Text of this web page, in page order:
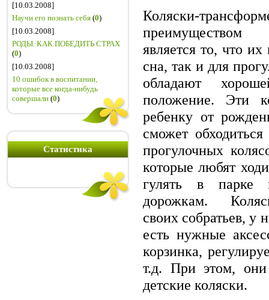
[10.03.2008]
Научи его познать себя (0)
[10.03.2008]
РОДЫ. КАК ПОБЕДИТЬ СТРАХ
(0)
[10.03.2008]
10 ошибок в воспитании,
которые все когда-нибудь
совершали (0)
Статистика
Коляски-
преимуществом
является то, что
сна, так и для
обладают
положение. Эти
ребенку от
сможет
прогулочных
которые любят
гулять в парке
дорожкам.
своих собратьев, у
есть нужные
корзинка,
т.д. При этом,
детские коляски.